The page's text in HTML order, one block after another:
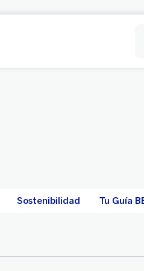
Sostenibilidad Tu Guía